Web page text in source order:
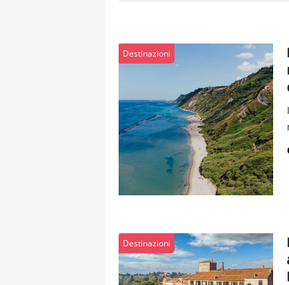
Destinazioni
Destinazioni